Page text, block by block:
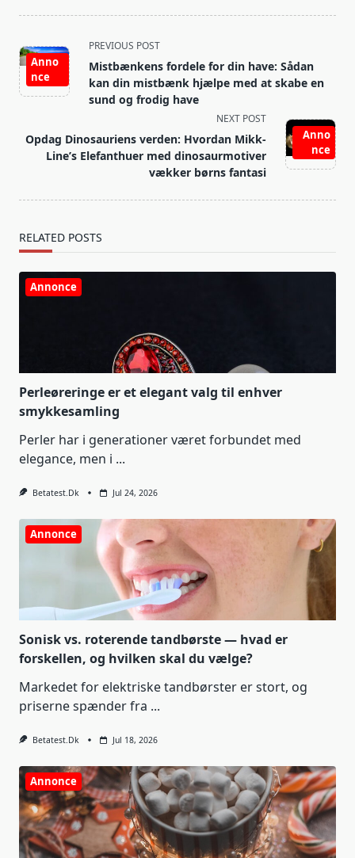
<span
class="nav-
subtitle
screen-
text">Page</span>
Anno
nce
PREVIOUS POST
Mistbænkens fordele for din have: Sådan
kan din mistbænk hjælpe med at skabe en
sund og frodig have
Anno
nce
NEXT POST
Opdag Dinosauriens verden: Hvordan Mikk-
Line’s Elefanthuer med dinosaurmotiver
vækker børns fantasi
RELATED POSTS
Annonce
Perleøreringe er et elegant valg til enhver
smykkesamling
Perler har i generationer været forbundet med
elegance, men i ...
Betatest.dk Jul 24, 2026
Annonce
Sonisk vs. roterende tandbørste — hvad er
forskellen, og hvilken skal du vælge?
Markedet for elektriske tandbørster er stort, og
priserne spænder fra ...
Betatest.dk Jul 18, 2026
Annonce